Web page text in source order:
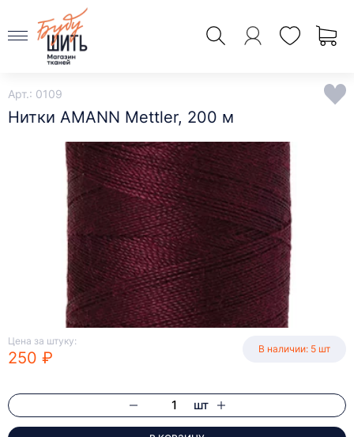
Арт.: 0109
Нитки AMANN Mettler, 200 м
Цена за штуку:
250 ₽ В наличии: 5 шт
шт